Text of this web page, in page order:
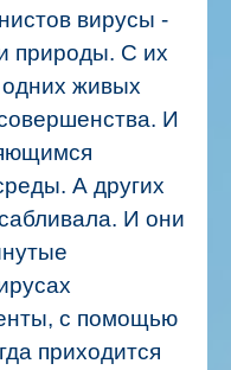
вирусы -
природы. С их
живых
И
А других
И они
с помощью
приходится